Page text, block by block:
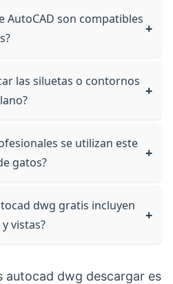
AutoCAD son compatibles
las siluetas o contornos
se utilizan este
gatos?
dwg gratis incluyen
vistas?
autocad dwg descargar es